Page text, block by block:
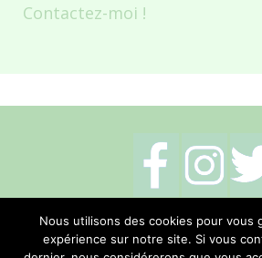
Contactez-moi !
Mentions légales-
Me contacter
Nous utilisons des cookies pour vous
expérience sur notre site. Si vous